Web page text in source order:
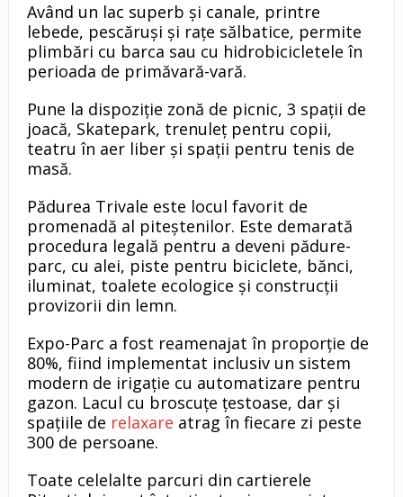
Având un lac superb şi canale, printre
lebede, pescăruși și rațe sălbatice, permite
plimbări cu barca sau cu hidrobicicletele în
perioada de primăvară-vară.
Pune la dispoziție zonă de picnic, 3 spații de
joacă, Skatepark, trenuleț pentru copii,
teatru în aer liber și spații pentru tenis de
masă.
Pădurea Trivale este locul favorit de
promenadă al piteștenilor. Este demarată
procedura legală pentru a deveni pădure-
parc, cu alei, piste pentru biciclete, bănci,
iluminat, toalete ecologice și construcții
provizorii din lemn.
Expo-Parc a fost reamenajat în proporție de
80%, fiind implementat inclusiv un sistem
modern de irigație cu automatizare pentru
gazon. Lacul cu broscuțe țestoase, dar și
spațiile de relaxare atrag în fiecare zi peste
300 de persoane.
Toate celelalte parcuri din cartierele